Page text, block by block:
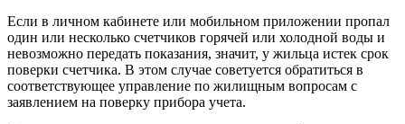
Если в личном кабинете или мобильном приложении пропал
один или несколько счетчиков горячей или холодной воды и
невозможно передать показания, значит, у жильца истек срок
поверки счетчика. В этом случае советуется обратиться в
соответствующее управление по жилищным вопросам с
заявлением на поверку прибора учета.